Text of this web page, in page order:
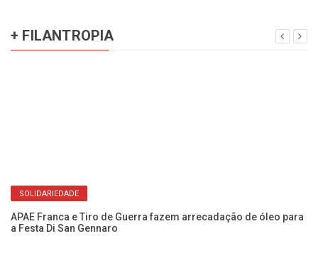
+ FILANTROPIA
SOLIDARIEDADE
APAE Franca e Tiro de Guerra fazem arrecadação de óleo para
a Festa Di San Gennaro